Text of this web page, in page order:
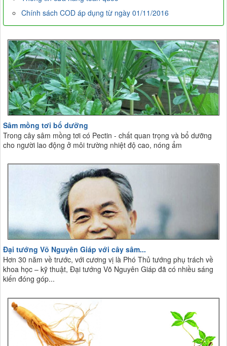
Chính sách COD áp dụng từ ngày 01/11/2016
Sâm mồng tơi bổ dưỡng
Trong cây sâm mồng tơi có Pectin - chất quan trọng và bổ dưỡng
cho người lao động ở môi trường nhiệt độ cao, nóng ẩm
Đại tướng Võ Nguyên Giáp với cây sâm...
Hơn 30 năm về trước, với cương vị là Phó Thủ tướng phụ trách về
khoa học – kỹ thuật, Đại tướng Võ Nguyên Giáp đã có nhiều sáng
kiến đóng góp...